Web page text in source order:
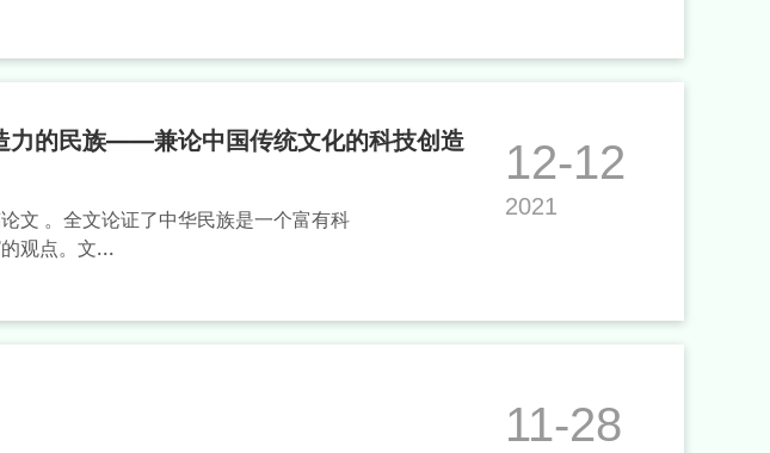
12-12
2021
力的民族——兼论中国传统文化的科技创造
文 。全文论证了中华民族是一个富有科
观点。文...
11-28